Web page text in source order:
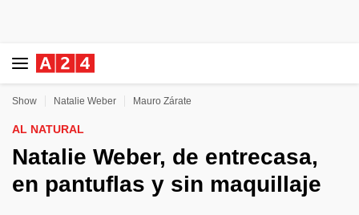
Show Natalie Weber Mauro Zárate
AL NATURAL
Natalie Weber, de entrecasa,
en pantuflas y sin maquillaje